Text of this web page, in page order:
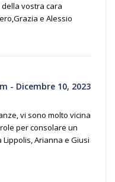
vostra cara
e Alessio
- Dicembre 10, 2023
vi sono molto vicina
per consolare un
Arianna e Giusi